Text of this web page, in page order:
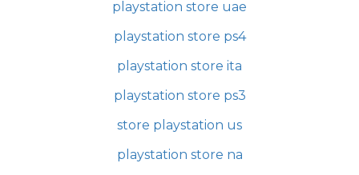
playstation store uae
playstation store ps4
playstation store ita
playstation store ps3
store playstation us
playstation store na